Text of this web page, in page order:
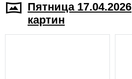
Пятница 17.04.2026
картин